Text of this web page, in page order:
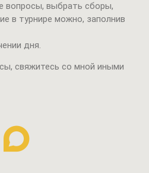
вопросы, выбрать сборы,
в турнире можно, заполнив
дня.
свяжитесь со мной иными